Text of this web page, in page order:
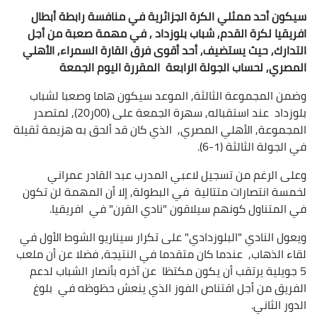
سيكون أحد ممثلي الكرة الجزائرية في منافسة رابطة أبطال
افريقيا لكرة القدم, شباب بلوزداد , في مهمة صعبة من أجل
التدارك, حيث يستضيف, أحد أقوى فرق القارة السمراء, الأهلي
المصري, لحساب الجولة الرابعة المقررة اليوم الجمعة
وضمن المجموعة الثالثة, الموعد سيكون هاما وصعبا لشباب
بلوزداد عند استقباله, سهرة الجمعة على (00ر20), لمتصدر
المجموعة, الأهلي المصري, الذي كان قد ألحق به هزيمة ثقيلة
في الجولة الثالثة (1-6).
وعلى الرغم من تسجيل لاعبي المدرب عبد القادر عمراني
لخمسة انتصارات متتالية في البطولة, إلا أن المهمة لن تكون
في المتناول كونهم سيلاقون "نادي القرن" في افريقيا.
ويعول النادي "البلوزدادي" على تكرار سيناريو الشوط الأول في
لقاء الذهاب, عندما كان متقدما في النتيجة, فضلا عن أن ملعب
5 جويلية يرتقب أن يكون مكتظا عن آخره بأنصار الشباب لدعم
الفريق من أجل اقتناص الفوز الذي ينعش حظوظه في بلوغ
الدور الثاني.